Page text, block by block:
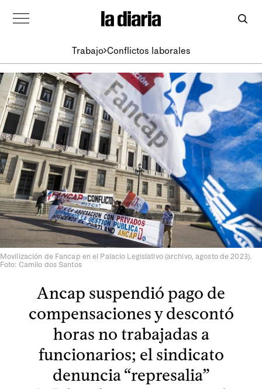
Trabajo Conflictos laborales
Movilización de Fancap en el Palacio Legislativo (archivo, agosto de 2023).
Foto: Camilo dos Santos
Ancap suspendió pago de
compensaciones y descontó
horas no trabajadas a
funcionarios; el sindicato
denuncia “represalia”